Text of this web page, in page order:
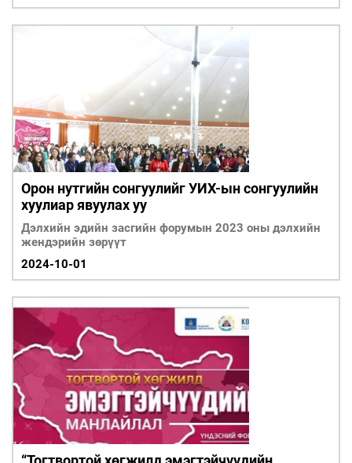
Орон нутгийн сонгуулийг УИХ-ын сонгуулийн
хуулиар явуулах уу
Дэлхийн эдийн засгийн форумын 2023 оны дэлхийн
жендэрийн зөрүүт
2024-10-01